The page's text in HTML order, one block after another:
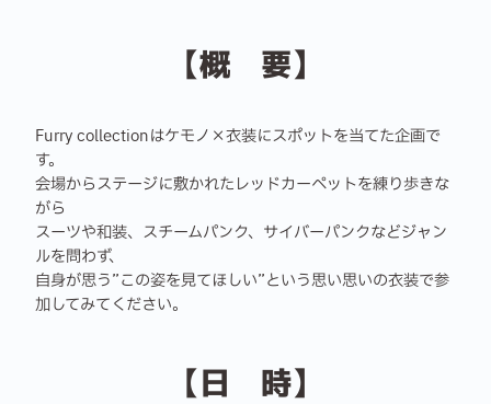
【概 要】
Furry collectionはケモノ×衣装にスポットを当てた企画で
す。
会場からステージに敷かれたレッドカーペットを練り歩きな
がら
スーツや和装、スチームパンク、サイバーパンクなどジャン
ルを問わず、
自身が思う”この姿を見てほしい”という思い思いの衣装で参
加してみてください。
【日 時】